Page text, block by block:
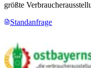
größte
Standanfrage